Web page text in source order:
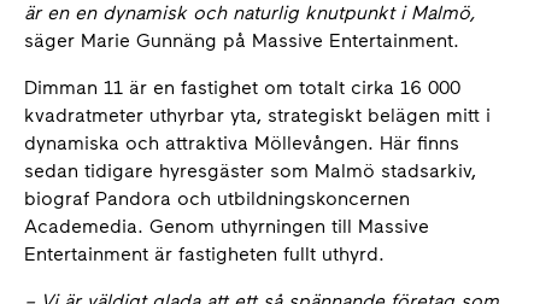
är en en dynamisk och naturlig knutpunkt i Malmö,
säger Marie Gunnäng på Massive Entertainment.
Dimman 11 är en fastighet om totalt cirka 16 000
kvadratmeter uthyrbar yta, strategiskt belägen mitt i
dynamiska och attraktiva Möllevången. Här finns
sedan tidigare hyresgäster som Malmö stadsarkiv,
biograf Pandora och utbildningskoncernen
Academedia. Genom uthyrningen till Massive
Entertainment är fastigheten fullt uthyrd.